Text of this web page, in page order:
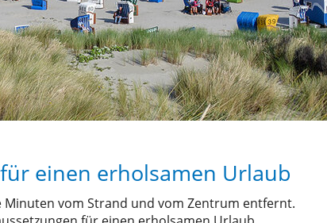
einen erholsamen Urlaub
Minuten vom Strand und vom Zentrum entfernt.